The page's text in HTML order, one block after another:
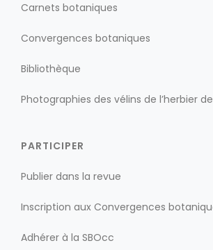
Carnets botaniques
Convergences botaniques
Bibliothèque
Photographies des vélins de l’herbier
PARTICIPER
Publier dans la revue
Inscription aux Convergences
Adhérer à la SBOcc